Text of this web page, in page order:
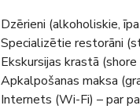
Dzērieni (alkoholiskie,
Specializētie restorāni
Ekskursijas krastā (shore
Apkalpošanas maksa
Internets (Wi-Fi) – par